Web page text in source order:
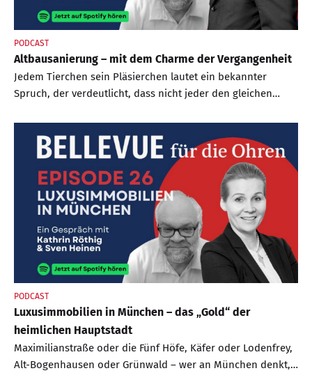
PODCAST
Altbausanierung – mit dem Charme der Vergangenheit
Jedem Tierchen sein Pläsierchen lautet ein bekannter
Spruch, der verdeutlicht, dass nicht jeder den gleichen
wohlfühlt – nicht zuletzt, weil er in der Regel für viele Jahre
nichts am Haus tun muss – mag der Andere das Knarren
der historischen Dielen oder die gewachsene Umgebung, in
der der Charme eines Altbaus erst so richtig zur Geltung
kommt. Beides hat seine Vor- und Nachteile.
PODCAST
Luxusimmobilien in München – das „Gold“ der
heimlichen Hauptstadt
Maximilianstraße oder die Fünf Höfe, Käfer oder Lodenfrey,
Alt-Bogenhausen oder Grünwald – wer an München denkt,